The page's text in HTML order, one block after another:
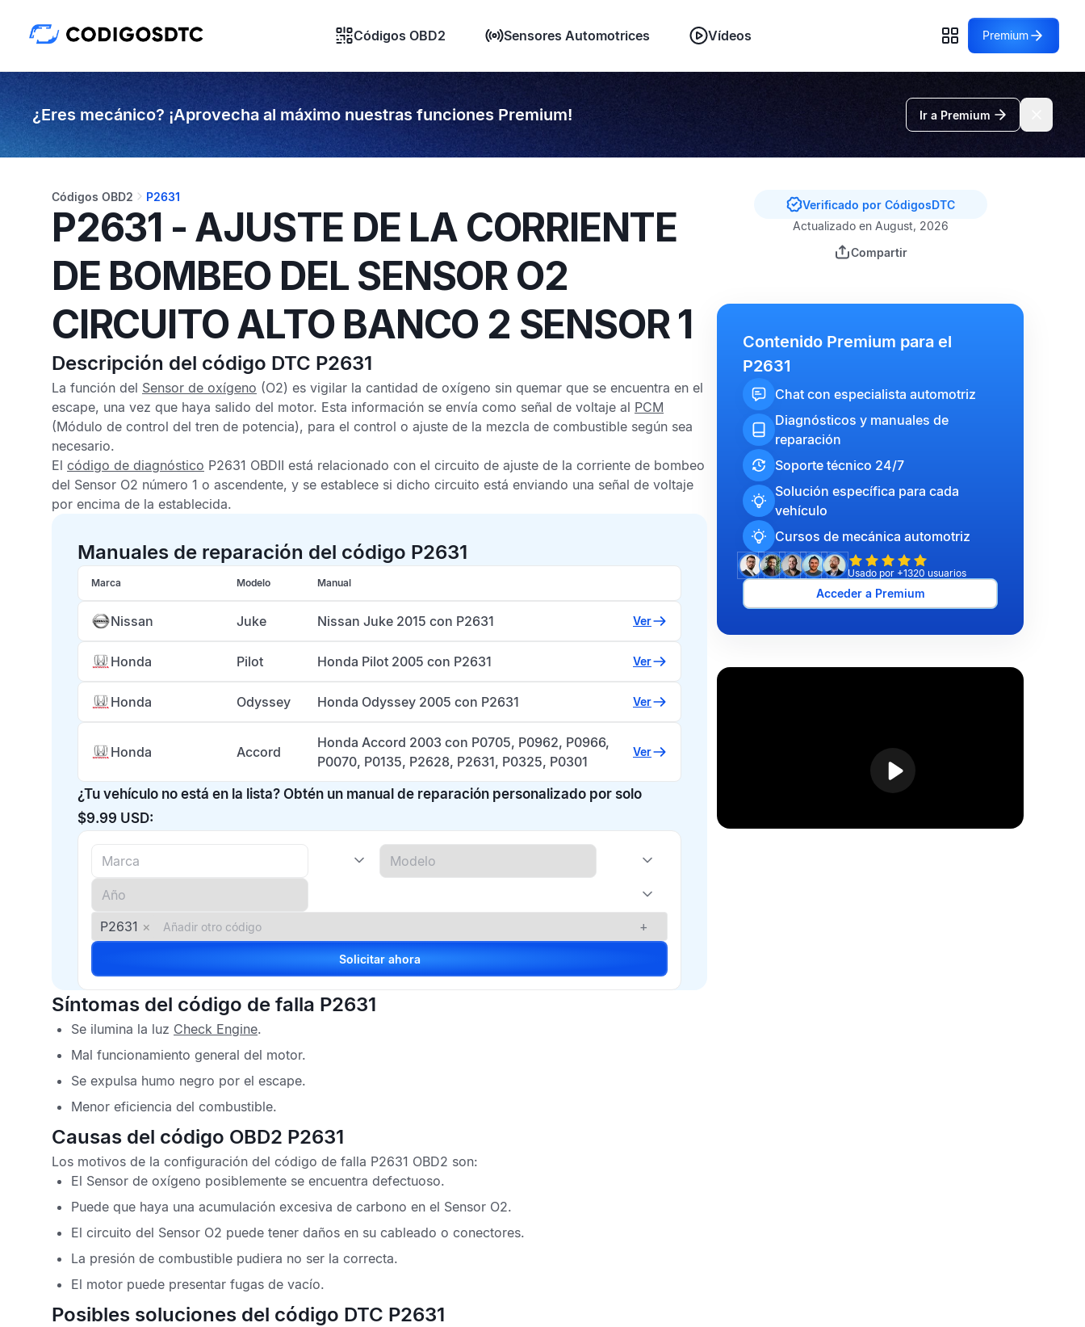
Códigos OBD2 Sensores Automotrices Vídeos Premium
¿Eres mecánico? ¡Aprovecha al máximo nuestras funciones Premium! Ir a Premium
Códigos OBD2 P2631
P2631 - AJUSTE DE LA CORRIENTE
DE BOMBEO DEL SENSOR O2
CIRCUITO ALTO BANCO 2 SENSOR 1
Descripción del código DTC P2631
La función del Sensor de oxígeno (O2) es vigilar la cantidad de oxígeno sin quemar que se encuentra en el
escape, una vez que haya salido del motor. Esta información se envía como señal de voltaje al PCM
(Módulo de control del tren de potencia), para el control o ajuste de la mezcla de combustible según sea
necesario.
El código de diagnóstico P2631 OBDII está relacionado con el circuito de ajuste de la corriente de bombeo
del Sensor O2 número 1 o ascendente, y se establece si dicho circuito está enviando una señal de voltaje
por encima de la establecida.
Manuales de reparación del código P2631
Marca Modelo Manual
Nissan Juke Nissan Juke 2015 con P2631 Ver
Honda Pilot Honda Pilot 2005 con P2631 Ver
Honda Odyssey Honda Odyssey 2005 con P2631 Ver
Honda Accord
Honda Accord 2003 con P0705, P0962, P0966,
P0070, P0135, P2628, P2631, P0325, P0301
Ver
¿Tu vehículo no está en la lista? Obtén un manual de reparación personalizado por solo
$9.99 USD:
P2631 × +
Solicitar ahora
Síntomas del código de falla P2631
Se ilumina la luz Check Engine.
Mal funcionamiento general del motor.
Se expulsa humo negro por el escape.
Menor eficiencia del combustible.
Causas del código OBD2 P2631
Los motivos de la configuración del código de falla P2631 OBD2 son:
El Sensor de oxígeno posiblemente se encuentra defectuoso.
Puede que haya una acumulación excesiva de carbono en el Sensor O2.
El circuito del Sensor O2 puede tener daños en su cableado o conectores.
La presión de combustible pudiera no ser la correcta.
El motor puede presentar fugas de vacío.
Posibles soluciones del código DTC P2631
Verificado por CódigosDTC
Actualizado en August, 2026
Compartir
Contenido Premium para el
P2631
Chat con especialista automotriz
Diagnósticos y manuales de
reparación
Soporte técnico 24/7
Solución específica para cada
vehículo
Cursos de mecánica automotriz
Usado por +1320 usuarios
Acceder a Premium